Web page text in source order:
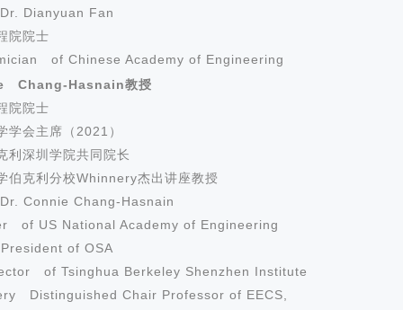
Dianyuan Fan
院院士
of Chinese Academy of Engineering
Chang-Hasnain教授
院院士
学会主席（2021）
利深圳学院共同院长
伯克利分校Whinnery杰出讲座教授
Connie Chang-Hasnain
of US National Academy of Engineering
of OSA
of Tsinghua Berkeley Shenzhen Institute
Distinguished Chair Professor of EECS,